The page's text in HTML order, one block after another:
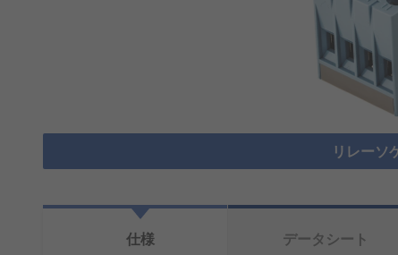
リレーソ
仕様 データシート